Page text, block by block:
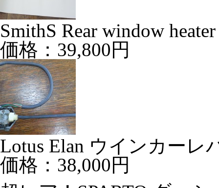
SmithS Rear window
価格：39,800円
Lotus Elan ウインカーレ
価格：38,000円